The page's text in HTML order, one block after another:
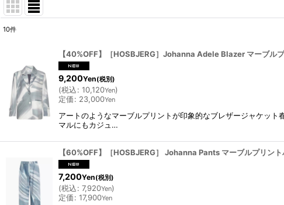
並び順:
10件
【40%OFF】［HOSBJERG］Johanna Adele Blazer マーブル
9,200Yen(税別)
(税込: 10,120Yen)
定価: 23,000Yen
アートのようなマーブルプリントが印象的なブレザージャケッ
マルにもカジュ…
【60%OFF】［HOSBJERG］ Johanna Pants マーブルプリン
7,200Yen(税別)
(税込: 7,920Yen)
定価: 17,900Yen